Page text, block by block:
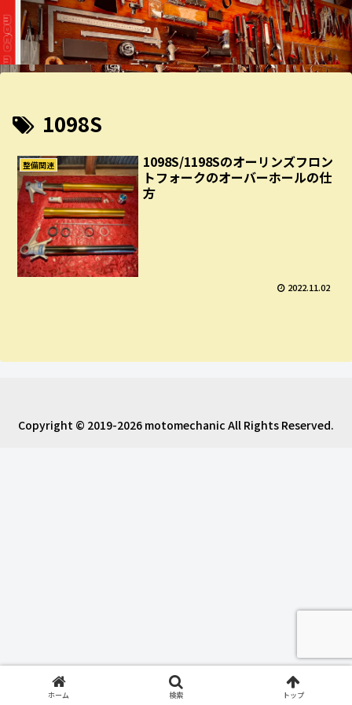
1098S
整備関連
1098S/1198Sのオーリンズフロン
トフォークのオーバーホールの仕
方
2022.11.02
Copyright © 2019-2026 motomechanic All Rights Reserved.
ホーム 検索 トップ